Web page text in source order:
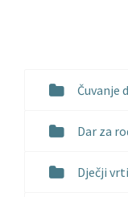
Čuvanje
Dar za
Dječji